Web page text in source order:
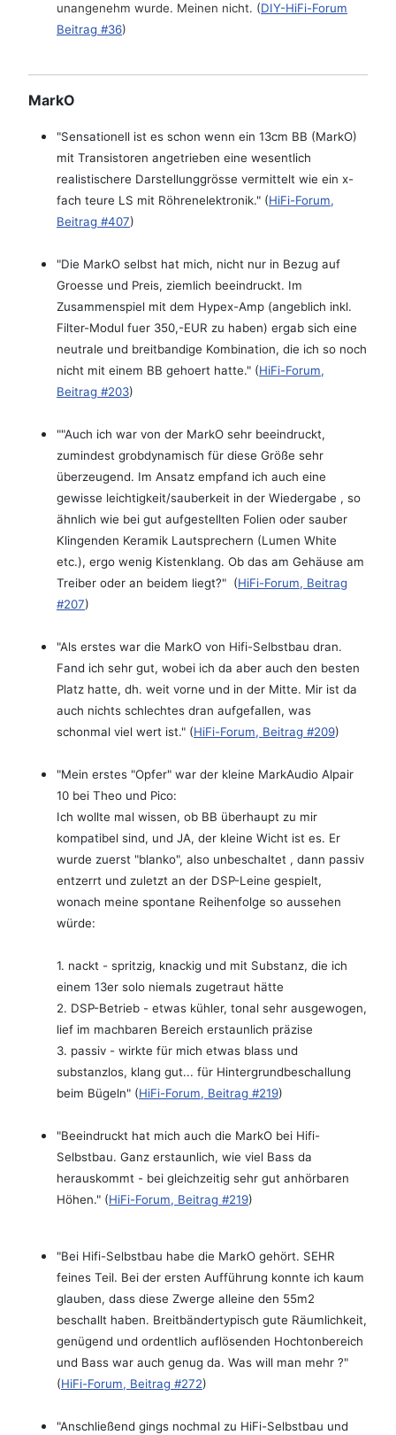
unangenehm wurde. Meinen nicht. (DIY-HiFi-Forum
Beitrag #36)
MarkO
"Sensationell ist es schon wenn ein 13cm BB (MarkO)
mit Transistoren angetrieben eine wesentlich
realistischere Darstellunggrösse vermittelt wie ein x-
fach teure LS mit Röhrenelektronik." (HiFi-Forum,
Beitrag #407)
"Die MarkO selbst hat mich, nicht nur in Bezug auf
Groesse und Preis, ziemlich beeindruckt. Im
Zusammenspiel mit dem Hypex-Amp (angeblich inkl.
Filter-Modul fuer 350,-EUR zu haben) ergab sich eine
neutrale und breitbandige Kombination, die ich so noch
nicht mit einem BB gehoert hatte." (HiFi-Forum,
Beitrag #203)
""Auch ich war von der MarkO sehr beeindruckt,
zumindest grobdynamisch für diese Größe sehr
überzeugend. Im Ansatz empfand ich auch eine
gewisse leichtigkeit/sauberkeit in der Wiedergabe , so
ähnlich wie bei gut aufgestellten Folien oder sauber
Klingenden Keramik Lautsprechern (Lumen White
etc.), ergo wenig Kistenklang. Ob das am Gehäuse am
Treiber oder an beidem liegt?" (HiFi-Forum, Beitrag
#207)
"Als erstes war die MarkO von Hifi-Selbstbau dran.
Fand ich sehr gut, wobei ich da aber auch den besten
Platz hatte, dh. weit vorne und in der Mitte. Mir ist da
auch nichts schlechtes dran aufgefallen, was
schonmal viel wert ist." (HiFi-Forum, Beitrag #209)
"Mein erstes "Opfer" war der kleine MarkAudio Alpair
10 bei Theo und Pico:
Ich wollte mal wissen, ob BB überhaupt zu mir
kompatibel sind, und JA, der kleine Wicht ist es. Er
wurde zuerst "blanko", also unbeschaltet , dann passiv
entzerrt und zuletzt an der DSP-Leine gespielt,
wonach meine spontane Reihenfolge so aussehen
würde:
1. nackt - spritzig, knackig und mit Substanz, die ich
einem 13er solo niemals zugetraut hätte
2. DSP-Betrieb - etwas kühler, tonal sehr ausgewogen,
lief im machbaren Bereich erstaunlich präzise
3. passiv - wirkte für mich etwas blass und
substanzlos, klang gut... für Hintergrundbeschallung
beim Bügeln" (HiFi-Forum, Beitrag #219)
"Beeindruckt hat mich auch die MarkO bei Hifi-
Selbstbau. Ganz erstaunlich, wie viel Bass da
herauskommt - bei gleichzeitig sehr gut anhörbaren
Höhen." (HiFi-Forum, Beitrag #219)
"Bei Hifi-Selbstbau habe die MarkO gehört. SEHR
feines Teil. Bei der ersten Aufführung konnte ich kaum
glauben, dass diese Zwerge alleine den 55m2
beschallt haben. Breitbändertypisch gute Räumlichkeit,
genügend und ordentlich auflösenden Hochtonbereich
und Bass war auch genug da. Was will man mehr ?"
(HiFi-Forum, Beitrag #272)
"Anschließend gings nochmal zu HiFi-Selbstbau und